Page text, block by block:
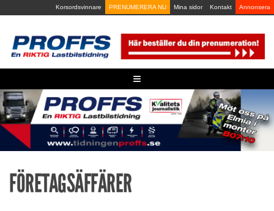
to
Korsordsvinnare PRENUMERERA NU Mina sidor Kontakt Annonsera
≡
FÖRETAGSÄFFÄRER